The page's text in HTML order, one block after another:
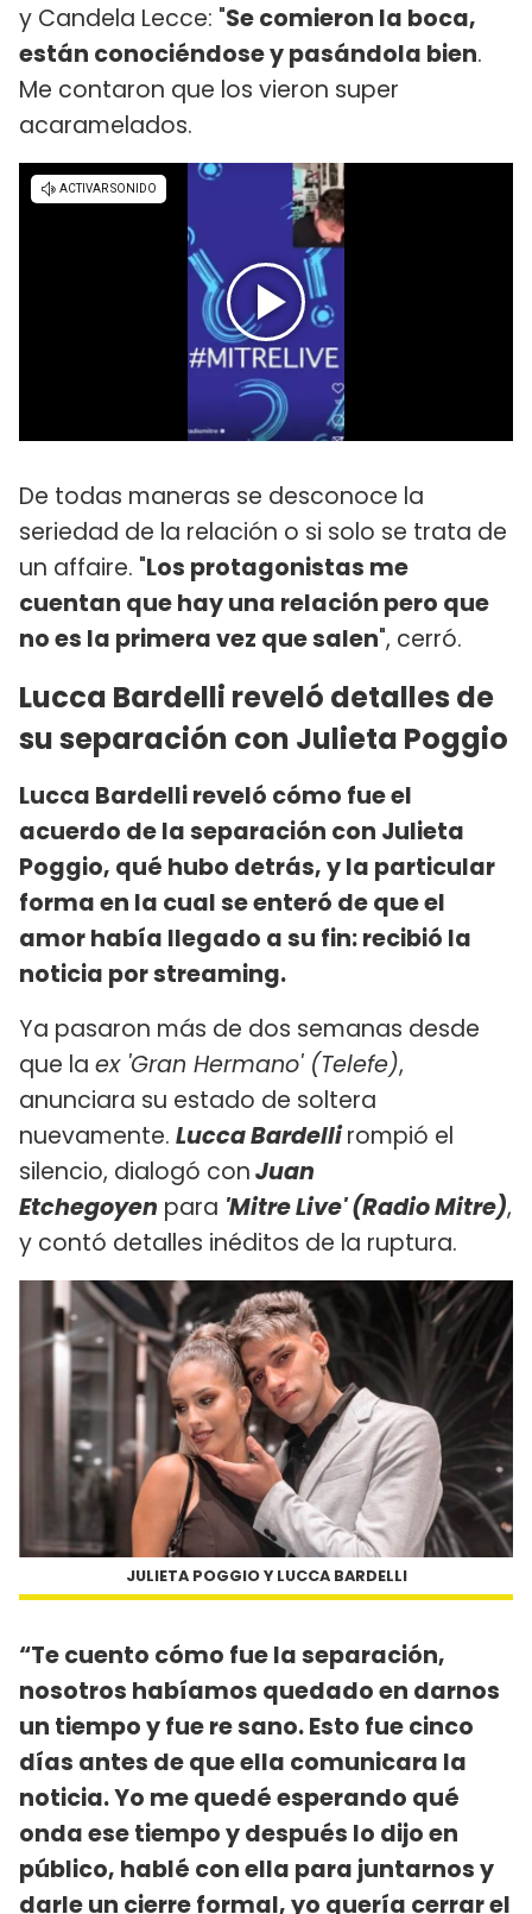
y Candela Lecce: "Se comieron la boca,
están conociéndose y pasándola bien.
Me contaron que los vieron super
acaramelados.
De todas maneras se desconoce la
seriedad de la relación o si solo se trata de
un affaire. "Los protagonistas me
cuentan que hay una relación pero que
no es la primera vez que salen", cerró.
Lucca Bardelli reveló detalles de
su separación con Julieta Poggio
Lucca Bardelli reveló cómo fue el
acuerdo de la separación con Julieta
Poggio, qué hubo detrás, y la particular
forma en la cual se enteró de que el
amor había llegado a su fin: recibió la
noticia por streaming.
Ya pasaron más de dos semanas desde
que la ex 'Gran Hermano' (Telefe),
anunciara su estado de soltera
nuevamente. Lucca Bardellirompió el
silencio, dialogó conJuan
Etchegoyen para 'Mitre Live' (Radio Mitre),
y contó detalles inéditos de la ruptura.
JULIETA POGGIO Y LUCCA BARDELLI
“Te cuento cómo fue la separación,
nosotros habíamos quedado en darnos
un tiempo y fue re sano. Esto fue cinco
días antes de que ella comunicara la
noticia. Yo me quedé esperando qué
onda ese tiempo y después lo dijo en
público, hablé con ella para juntarnos y
darle un cierre formal, yo quería cerrar el